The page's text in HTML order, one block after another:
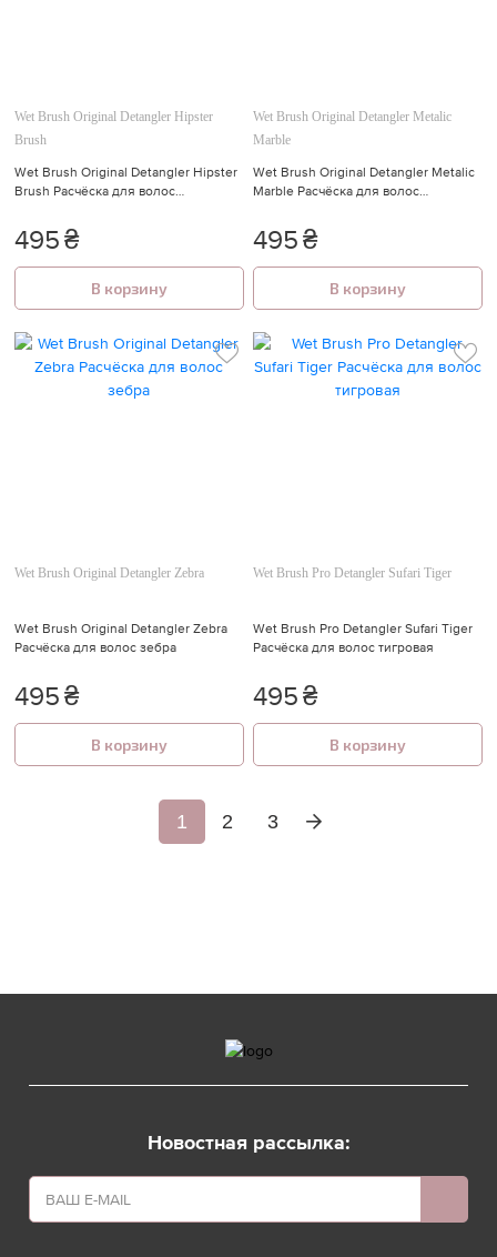
Wet Brush Original Detangler Hipster
Brush
Wet Brush Original Detangler Hipster
Brush Расчёска для волос
495₴
В корзину
Wet Brush Original Detangler Metalic
Marble
Wet Brush Original Detangler Metalic
Marble Расчёска для волос
495₴
В корзину
Wet Brush Original Detangler Zebra
Wet Brush Original Detangler Zebra
Расчёска для волос зебра
495₴
В корзину
Wet Brush Pro Detangler Sufari Tiger
Wet Brush Pro Detangler Sufari Tiger
Расчёска для волос тигровая
495₴
В корзину
1 2 3
Новостная рассылка: